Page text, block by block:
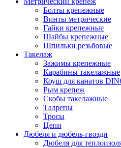
Болты крепежные
Винты метрические
Гайки крепежные
Шайбы крепежные
Шпильки резьбовые
Такелаж
Зажимы крепежные
Карабины такелажные
Коуш для канатов
Рым крепеж
Скобы такелажные
Талрепы
Тросы
Цепи
Дюбеля и дюбель-гвозди
Дюбеля для